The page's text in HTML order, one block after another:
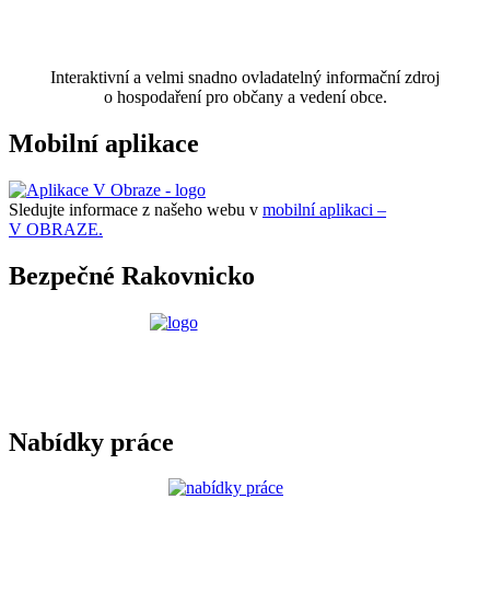
Interaktivní a velmi snadno ovladatelný informační zdroj
o hospodaření pro občany a vedení obce.
Mobilní aplikace
Sledujte informace z našeho webu v mobilní aplikaci –
V OBRAZE.
Bezpečné Rakovnicko
Nabídky práce